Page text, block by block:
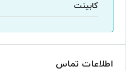
کابینت
اطلاعات تماس